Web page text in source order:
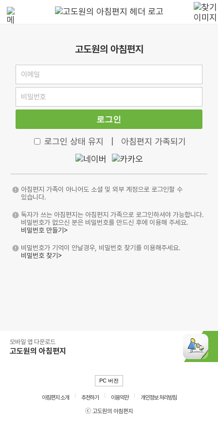
고도원의 아침편지
로그인
로그인 상태 유지 아침편지 가족되기
아침편지 가족이 아니어도 소셜 및 외부 계정으로 로그인할 수
있습니다.
독자가 쓰는 아침편지는 아침편지 가족으로 로그인하셔야 가능합니다.
비밀번호가 없으신 분은 비밀번호를 만드신 후에 이용해 주세요.
비밀번호 만들기>
비밀번호가 기억이 안날경우, 비밀번호 찾기를 이용해주세요.
비밀번호 찾기>
모바일 앱 다운로드
고도원의 아침편지
PC 버전
아침편지 소개 추천하기 이용약관
개인정보 처리방침
ⓒ 고도원의 아침편지